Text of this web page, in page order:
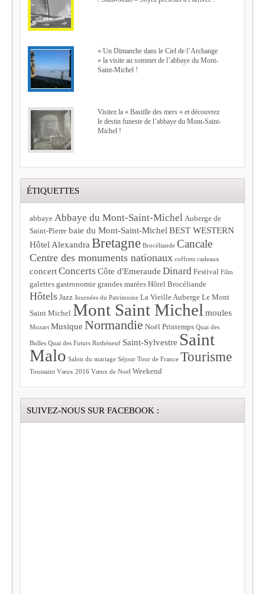
« Un Dimanche dans le Ciel de l’Archange
» la visite au sommet de l’abbaye du Mont-
Saint-Michel !
Visitez la « Bastille des mers » et découvrez
le destin funeste de l’abbaye du Mont-Saint-
Michel !
ÉTIQUETTES
abbaye Abbaye du Mont-Saint-Michel Auberge de
Saint-Pierre baie du Mont-Saint-Michel BEST WESTERN
Hôtel Alexandra Bretagne Brocéliande Cancale
Centre des monuments nationaux coffrets cadeaux
concertConcerts Côte d'Emeraude Dinard Festival Film
galettes gastronomie grandes marées Hôtel Brocéliande
Hôtels Jazz Journées du Patrimoine La Vieille Auberge Le Mont
Saint Michel Mont Saint Michel moules
Mozart Musique Normandie Noël Printemps Quai des
Bulles Quai des Futurs Rothéneuf Saint-Sylvestre Saint
Malo Salon du mariage Séjour Tour de France Tourisme
Toussaint Vœux 2016 Vœux de Noel Weekend
SUIVEZ-NOUS SUR FACEBOOK :